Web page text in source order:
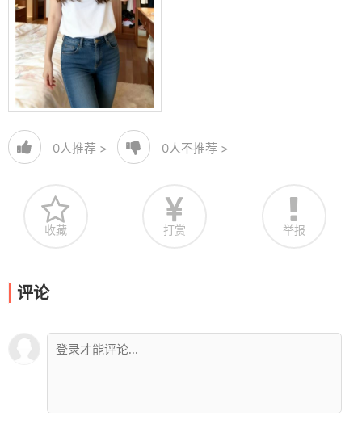
0人推荐 > 0人不推荐 >
收藏 打赏 举报
评论